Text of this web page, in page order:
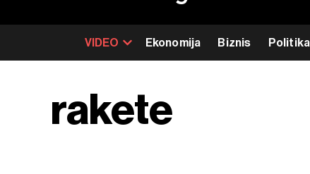
VIDEO Ekonomija Biznis Politika
rakete